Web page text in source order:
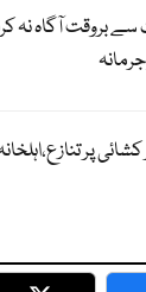
بروقت آگاہ نہ
پر